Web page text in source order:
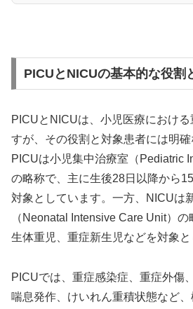
PICUとNICUの基本的な役割
PICUとNICUは、小児医療におけ
すが、その役割と対象患者には明確
PICUは小児集中治療室（Pediatric
の略称で、主に生後28日以降から
対象としています。一方、NICUは
（Neonatal Intensive Care Unit）の
生体重児、重症新生児などを対象と
PICUでは、重症感染症、重症外傷
喘息発作、けいれん重積状態など